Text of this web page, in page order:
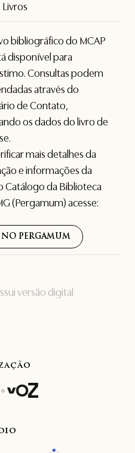
versão digital
bibliográfico do MCAP
disponível para
Consultas podem
através do
deContato,
os dados do livro de
mais detalhes da
e informações da
Catálogo da Biblioteca
(Pergamum) acesse:
NO PERGAMUM